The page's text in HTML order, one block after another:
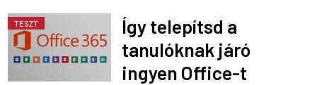
TESZT
Így telepítsd a
tanulóknak járó
ingyen Office-t